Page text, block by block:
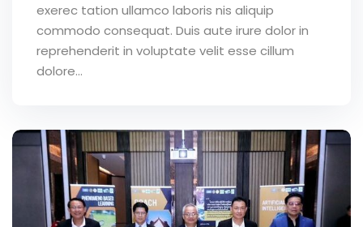
exerec tation ullamco laboris nis aliquip
commodo consequat. Duis aute irure dolor in
reprehenderit in voluptate velit esse cillum
dolore...